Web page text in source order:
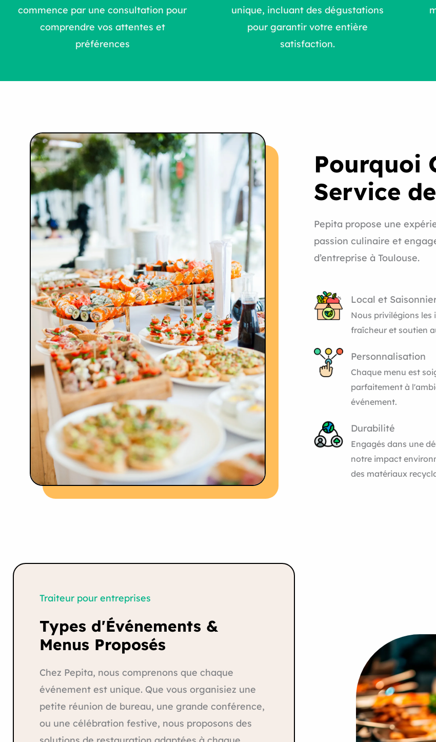
commence par une consultation pour
comprendre vos attentes et
préférences
unique, incluant des dégustations
pour garantir votre entière
satisfaction.
Pourquoi
Service
Pepita propose une
passion culinaire et
d’entreprise à Toulouse.
Local et
Nous privilégions
fraîcheur et soutien
Personnalisation
Chaque menu est
parfaitement à
événement.
Durabilité
Engagés dans une
notre impact
des matériaux
Traiteur pour entreprises
Types d'Événements &
Menus Proposés
Chez Pepita, nous comprenons que chaque
événement est unique. Que vous organisiez une
petite réunion de bureau, une grande conférence,
ou une célébration festive, nous proposons des